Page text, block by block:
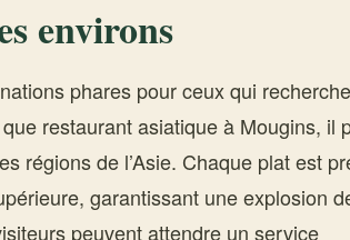
environs
phares pour ceux qui
restaurant asiatique à Mougins, il
régions de l’Asie. Chaque plat est
garantissant une explosion
peuvent attendre un service